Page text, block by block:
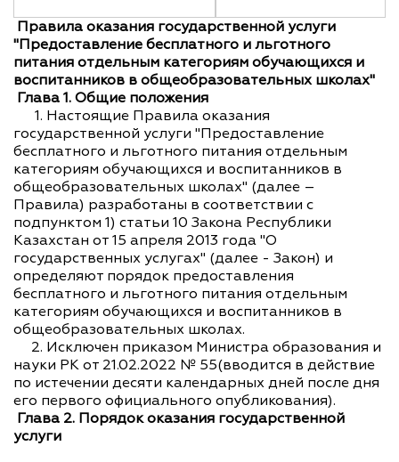
Правила оказания государственной услуги
"Предоставление бесплатного и льготного
питания отдельным категориям обучающихся и
воспитанников в общеобразовательных школах"
Глава 1. Общие положения
1. Настоящие Правила оказания
государственной услуги "Предоставление
бесплатного и льготного питания отдельным
категориям обучающихся и воспитанников в
общеобразовательных школах" (далее –
Правила) разработаны в соответствии с
подпунктом 1) статьи 10 Закона Республики
Казахстан от 15 апреля 2013 года "О
государственных услугах" (далее - Закон) и
определяют порядок предоставления
бесплатного и льготного питания отдельным
категориям обучающихся и воспитанников в
общеобразовательных школах.
2. Исключен приказом Министра образования и
науки РК от 21.02.2022 № 55(вводится в действие
по истечении десяти календарных дней после дня
его первого официального опубликования).
Глава 2. Порядок оказания государственной
услуги